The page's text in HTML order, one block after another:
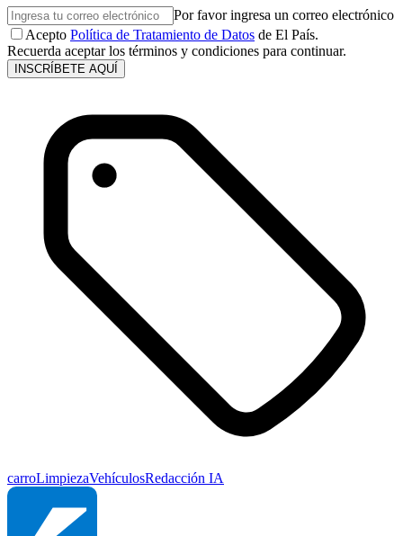
Por favor ingresa un correo electrónico
Acepto Política de Tratamiento de Datos de El País.
Recuerda aceptar los términos y condiciones para continuar.
INSCRÍBETE AQUÍ
carroLimpiezaVehículosRedacción IA